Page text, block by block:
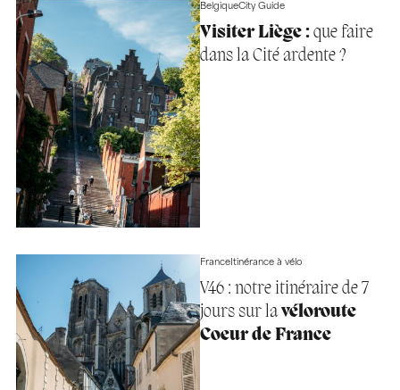
BelgiqueCity Guide
Visiter Liège :que faire
dans la Cité ardente ?
FranceItinérance à vélo
V46 : notre itinéraire de 7
jours sur lavéloroute
Coeur de France